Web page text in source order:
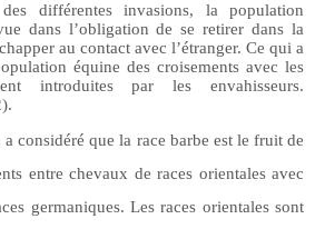
différentes invasions, la population
dans l’obligation de se retirer dans la
au contact avec l’étranger. Ce qui a
équine des croisements avec les
introduites par les envahisseurs.
considéré que la race barbe est le fruit de
entre chevaux de races orientales avec
germaniques. Les races orientales sont